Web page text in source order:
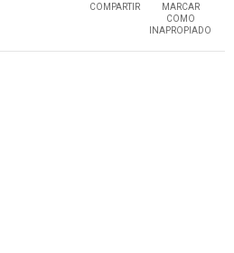
COMPARTIR
MARCAR
COMO
INAPROPIADO